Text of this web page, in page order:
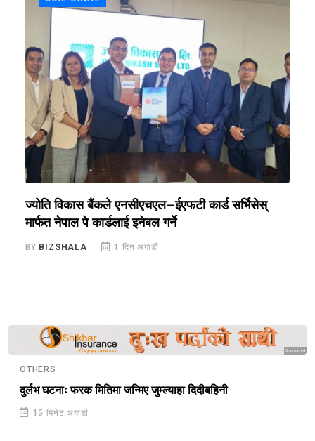
ज्योति विकास बैंकले एनसीएचएल–ईएफटी कार्ड सर्भिसेस्
मार्फत नेपाल पे कार्डलाई इनेबल गर्ने
BY BIZSHALA 1 दिन अगाडी
Sponsored
OTHERS
दुर्लभ घटनाः फरक मितिमा जन्मिए जुम्ल्याहा दिदीबहिनी
15 मिनेट अगाडी